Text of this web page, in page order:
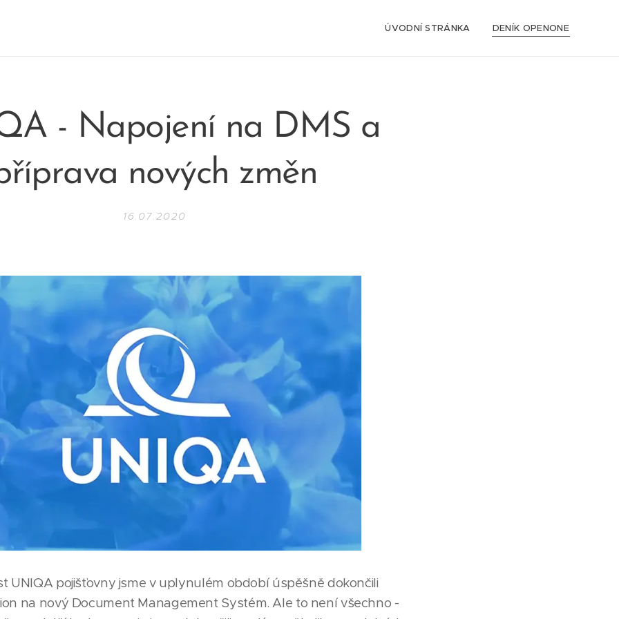
ÚVODNÍ STRÁNKA DENÍK OPENONE
- Napojení na DMS a
nových změn
16.07.2020
UNIQA pojišťovny jsme v uplynulém období úspěšně dokončili
na nový Document Management Systém. Ale to není všechno -